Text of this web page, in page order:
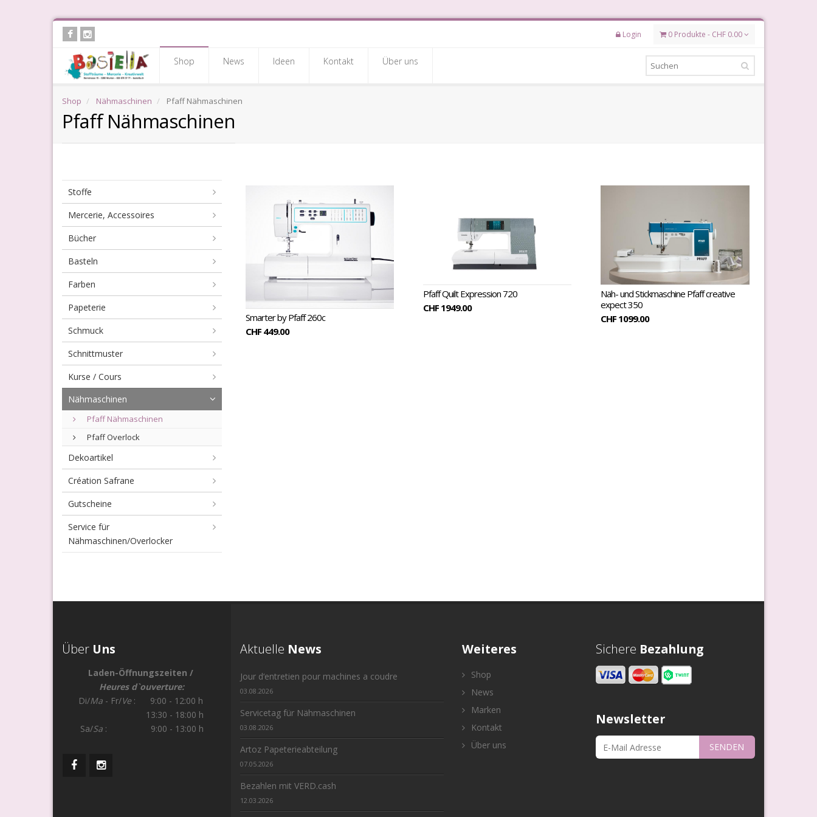
Skip
content
Login 0 Produkte - CHF 0.00
Shop News Ideen Kontakt Über uns
Shop Nähmaschinen Pfaff Nähmaschinen
Pfaff Nähmaschinen
Stoffe
Mercerie, Accessoires
Bücher
Basteln
Farben
Papeterie
Schmuck
Schnittmuster
Kurse / Cours
Nähmaschinen
Pfaff Nähmaschinen
Pfaff Overlock
Dekoartikel
Création Safrane
Gutscheine
Service für
Nähmaschinen/Overlocker
Pfaff
Nähmaschinen
Smarter by Pfaff 260c
CHF 449.00
Pfaff Quilt Expression 720
CHF 1949.00
Näh- und Stickmaschine Pfaff creative
expect 350
CHF 1099.00
Über Uns
Laden-Öffnungszeiten /
Heures d`ouverture:
Di/Ma- Fr/Ve : 9:00 - 12:00 h
13:30 - 18:00 h
Sa/Sa : 9:00 - 13:00 h
Aktuelle News
Jour d‘entretien pour machines a coudre
03.08.2026
Servicetag für Nähmaschinen
03.08.2026
Artoz Papeterieabteilung
07.05.2026
Bezahlen mit VERD.cash
12.03.2026
Weiteres
Shop
News
Marken
Kontakt
Über uns
Sichere Bezahlung
Newsletter
SENDEN